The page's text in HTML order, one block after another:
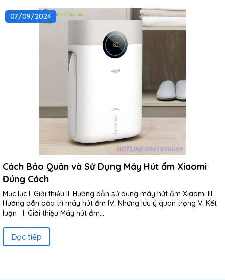
07/09/2024
Cách Bảo Quản và Sử Dụng Máy Hút ẩm Xiaomi
Đúng Cách
Mục lục I. Giới thiệu II. Hướng dẫn sử dụng máy hút ẩm Xiaomi III.
Hướng dẫn bảo trì máy hút ẩm IV. Những lưu ý quan trọng V. Kết
luận I. Giới thiệu Máy hút ẩm...
Đọc tiếp